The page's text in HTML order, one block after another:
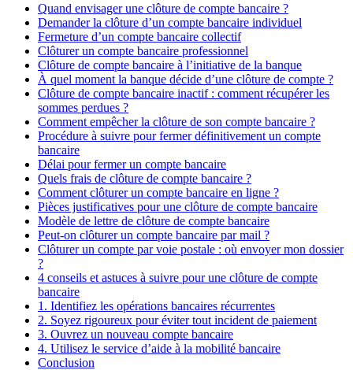
Quand envisager une clôture de compte bancaire ?
Demander la clôture d’un compte bancaire individuel
Fermeture d’un compte bancaire collectif
Clôturer un compte bancaire professionnel
Clôture de compte bancaire à l’initiative de la banque
À quel moment la banque décide d’une clôture de compte ?
Clôture de compte bancaire inactif : comment récupérer les
sommes perdues ?
Comment empêcher la clôture de son compte bancaire ?
Procédure à suivre pour fermer définitivement un compte
bancaire
Délai pour fermer un compte bancaire
Quels frais de clôture de compte bancaire ?
Comment clôturer un compte bancaire en ligne ?
Pièces justificatives pour une clôture de compte bancaire
Modèle de lettre de clôture de compte bancaire
Peut-on clôturer un compte bancaire par mail ?
Clôturer un compte par voie postale : où envoyer mon dossier
?
4 conseils et astuces à suivre pour une clôture de compte
bancaire
1. Identifiez les opérations bancaires récurrentes
2. Soyez rigoureux pour éviter tout incident de paiement
3. Ouvrez un nouveau compte bancaire
4. Utilisez le service d’aide à la mobilité bancaire
Conclusion